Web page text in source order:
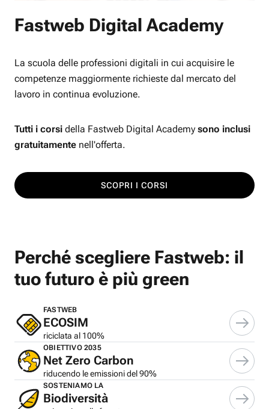
Fastweb Digital Academy
La scuola delle professioni digitali in cui acquisire le
competenze maggiormente richieste dal mercato del
lavoro in continua evoluzione.
Tutti i corsi della Fastweb Digital Academy sono inclusi
gratuitamente nell'offerta.
SCOPRI I CORSI
Perché scegliere Fastweb: il
tuo futuro è più green
FASTWEB
ECOSIM
riciclata al 100%
OBIETTIVO 2035
Net Zero Carbon
riducendo le emissioni del 90%
SOSTENIAMO LA
Biodiversità